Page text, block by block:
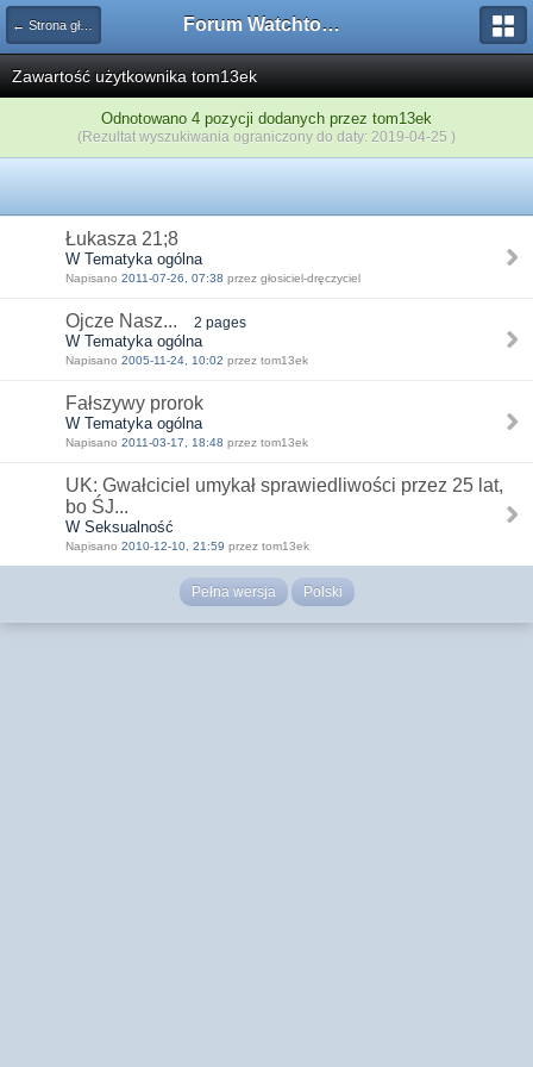
← Strona główna Forum Watchtower
Zawartość użytkownika tom13ek
Odnotowano 4 pozycji dodanych przez tom13ek
(Rezultat wyszukiwania ograniczony do daty: 2019-04-25 )
Łukasza 21;8
W Tematyka ogólna
Napisano 2011-07-26, 07:38 przez głosiciel-dręczyciel
Ojcze Nasz... 2 pages
W Tematyka ogólna
Napisano 2005-11-24, 10:02 przez tom13ek
Fałszywy prorok
W Tematyka ogólna
Napisano 2011-03-17, 18:48 przez tom13ek
UK: Gwałciciel umykał sprawiedliwości przez 25 lat,
bo ŚJ...
W Seksualność
Napisano 2010-12-10, 21:59 przez tom13ek
Pełna wersja Polski